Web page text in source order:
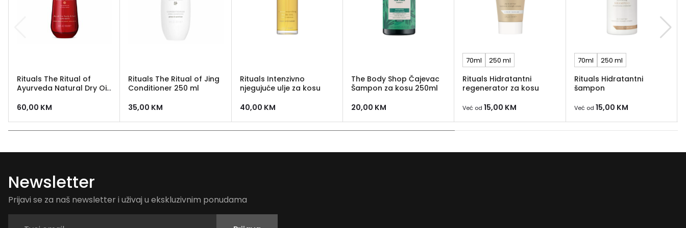
Rituals The Ritual of
Ayurveda Natural Dry Oil
60,00 KM
Rituals The Ritual of Jing
Conditioner 250 ml
35,00 KM
Rituals Intenzivno
njegujuće ulje za kosu
40,00 KM
The Body Shop Čajevac
Šampon za kosu 250ml
20,00 KM
70ml 250 ml
Rituals Hidratantni
regenerator za kosu
Već od 15,00 KM
70ml 250 ml
Rituals Hidratantni
šampon
Već od 15,00 KM
Newsletter
Prijavi se za naš newsletter i uživaj u ekskluzivnim ponudama